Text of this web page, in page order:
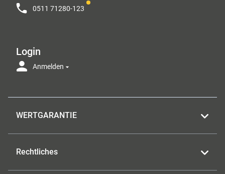
0511 71280-123
Login
Anmelden
WERTGARANTIE
Rechtliches